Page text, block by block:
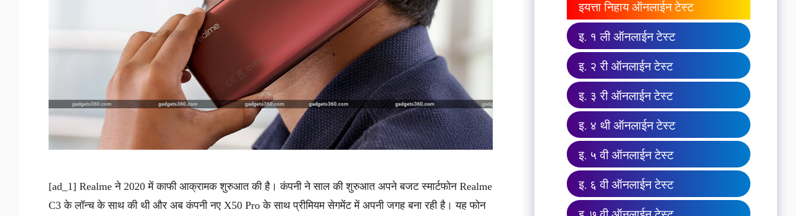
[ad_1] Realme ने 2020 में काफी आक्रामक शुरुआत की है। कंपनी ने साल की शुरुआत अपने बजट स्मार्टफोन Realme
C3 के लॉन्च के साथ की थी और अब कंपनी नए X50 Pro के साथ प्रीमियम सेगमेंट में अपनी जगह बना रही है। यह फोन
इयत्ता निहाय ऑनलाईन टेस्ट
इ. १ ली ऑनलाईन टेस्ट
इ. २ री ऑनलाईन टेस्ट
इ. ३ री ऑनलाईन टेस्ट
इ. ४ थी ऑनलाईन टेस्ट
इ. ५ वी ऑनलाईन टेस्ट
इ. ६ वी ऑनलाईन टेस्ट